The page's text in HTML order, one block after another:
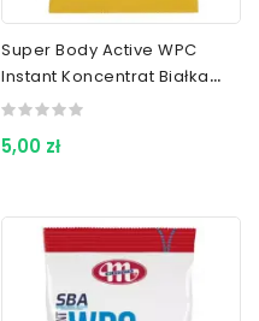
Super Body Active WPC
Instant Koncentrat Białka
Serwatkowego Wanilia 30 G
5,00 zł